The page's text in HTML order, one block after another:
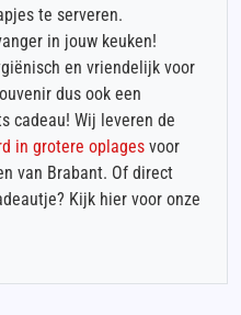
te serveren.
in jouw keuken!
en vriendelijk voor
dus ook een
cadeau! Wij leveren de
in grotere oplages voor
van Brabant. Of direct
Kijk hier voor onze